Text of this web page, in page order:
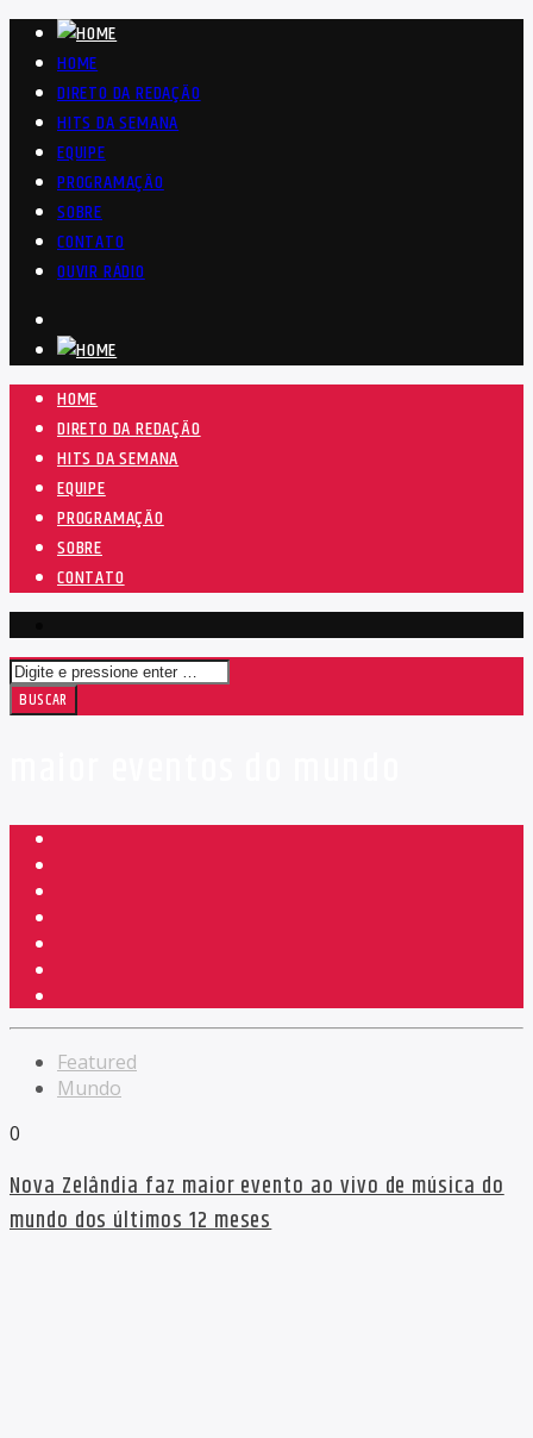
HOME
DIRETO DA REDAÇÃO
HITS DA SEMANA
EQUIPE
PROGRAMAÇÃO
SOBRE
CONTATO
OUVIR RÁDIO
HOME
DIRETO DA REDAÇÃO
HITS DA SEMANA
EQUIPE
PROGRAMAÇÃO
SOBRE
CONTATO
Featured
Mundo
0
Nova Zelândia faz maior evento ao vivo de música do
mundo dos últimos 12 meses